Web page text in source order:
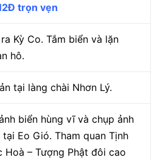
trọn vẹn
Kỳ Co. Tắm biển và lặn
hô.
tại làng chài Nhơn Lý.
biển hùng vĩ và chụp ảnh
tại Eo Gió. Tham quan Tịnh
Hoà – Tượng Phật đôi cao